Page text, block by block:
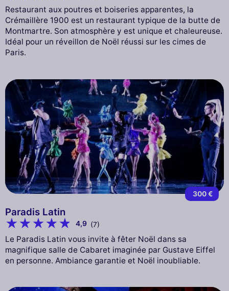
Restaurant aux poutres et boiseries apparentes, la
Crémaillère 1900 est un restaurant typique de la butte de
Montmartre. Son atmosphère y est unique et chaleureuse.
Idéal pour un réveillon de Noël réussi sur les cimes de
Paris.
300 €
Paradis Latin
4,9 (7)
Le Paradis Latin vous invite à fêter Noël dans sa
magnifique salle de Cabaret imaginée par Gustave Eiffel
en personne. Ambiance garantie et Noël inoubliable.